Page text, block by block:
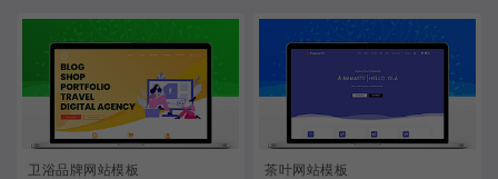
卫浴品牌网站模板 茶叶网站模板